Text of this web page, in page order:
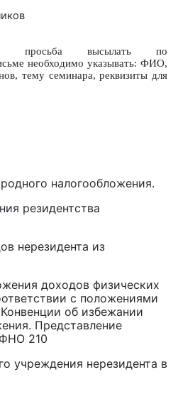
просьба высылать по
необходимо указывать: ФИО,
тему семинара, реквизиты для
налогообложения.
резидентства
нерезидента из
доходов физических
с положениями
об избежании
Представление
210
учреждения нерезидента в